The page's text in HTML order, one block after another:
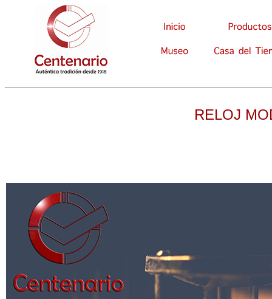
RELOJ